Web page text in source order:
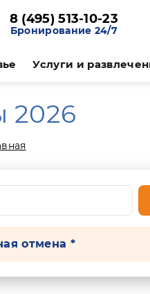
8 (495) 513-10-23
Бронирование 24/7
Услуги и
2026
отмена *